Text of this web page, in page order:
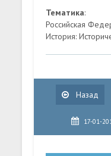
Тематика:
Российская
История:
Назад
17-01-